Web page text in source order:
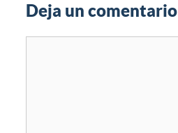
Deja un comentario